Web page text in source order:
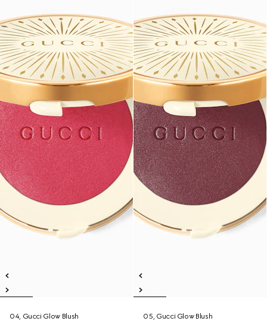
04, Gucci Glow Blush
05, Gucci Glow Blush